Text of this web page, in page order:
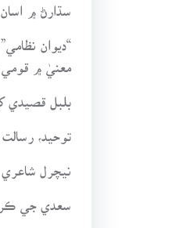
سڌارڻ ۾
“ديوان
معنيٰ ۾ قومي
بلبل قصيدي
توحيد،
نيچرل
سعدي جي